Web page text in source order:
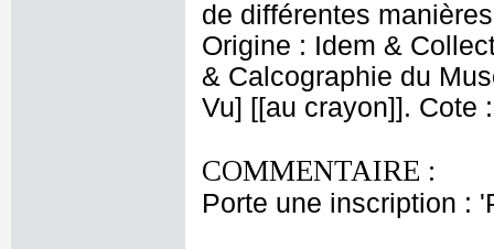
de différentes
Origine : Idem &
& Calcographie du
Vu] [[au crayon]]. Cote
COMMENTAIRE :
Porte une inscription :